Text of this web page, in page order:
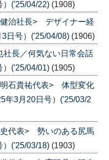
）('25/04/22) (1908)
治社長> デザイナー経
日号）('25/04/08) (1906)
長／何気ない日常会話
）('25/04/01) (1905)
石貴祐代表> 体型変化
年3月20日号）('25/03/2
代表> 勢いのある尻馬
）('25/03/18) (1903)